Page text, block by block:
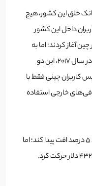
خلق این کشور، هیج
داخل این کشور
آغاز کردند؛ اما به
دنبال ممنوعیت معامله رمزارزها در چین در سال 2017، این دو
کاربران چینی فقط با
خارجی استفاده
این خبر باعث شد قیمت بیت کوین حدود 5 درصد افت پیدا کند؛ اما